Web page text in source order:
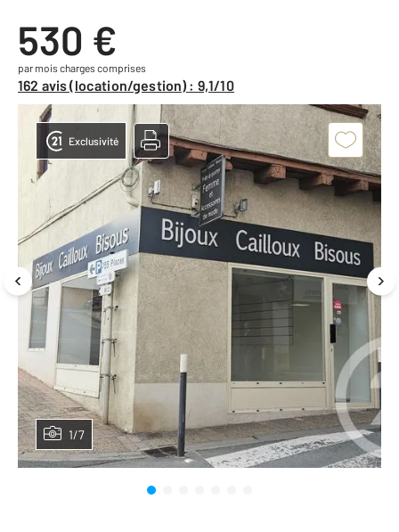
530 €
par mois charges comprises
162 avis (location/gestion) : 9,1/10
1/7
Exclusivité